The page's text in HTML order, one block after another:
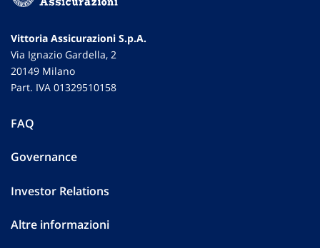
Vittoria Assicurazioni S.p.A.
Via Ignazio Gardella, 2
20149 Milano
Part. IVA 01329510158
FAQ
Governance
Investor Relations
Altre informazioni